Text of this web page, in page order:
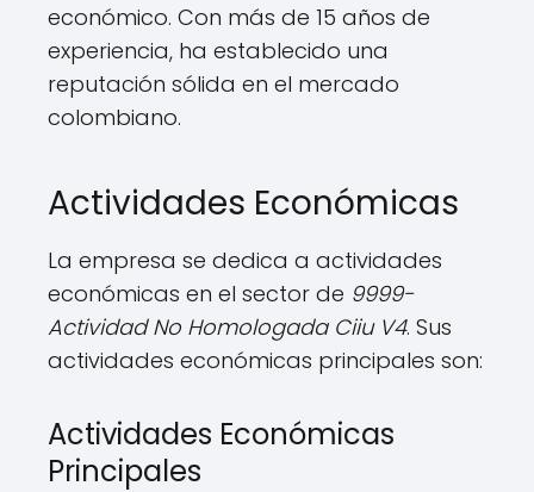
económico. Con más de 15 años de
experiencia, ha establecido una
reputación sólida en el mercado
colombiano.
Actividades Económicas
La empresa se dedica a actividades
económicas en el sector de 9999-
Actividad No Homologada Ciiu V4. Sus
actividades económicas principales son:
Actividades Económicas
Principales